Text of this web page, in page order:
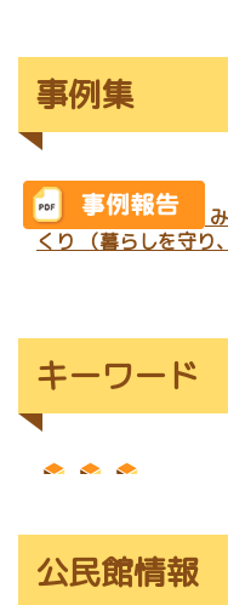
事例集
くり （暮らしを守り
キーワード
公民館情報